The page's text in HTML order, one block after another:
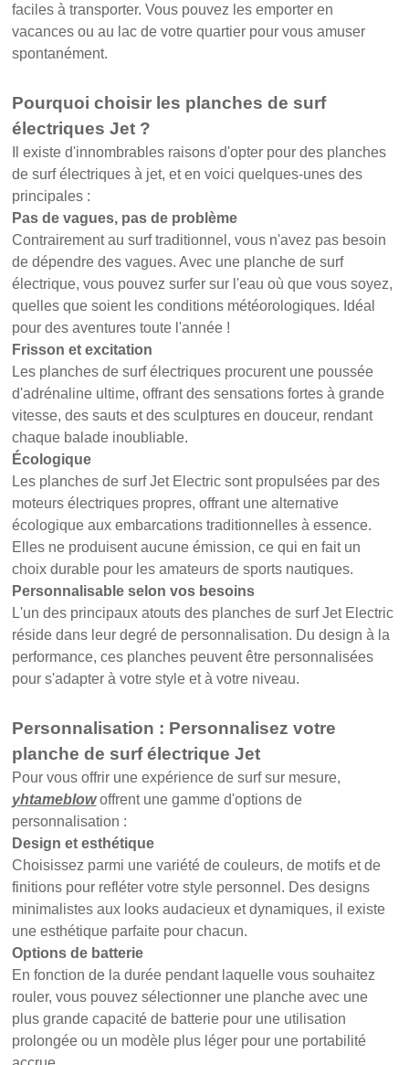
faciles à transporter. Vous pouvez les emporter en
vacances ou au lac de votre quartier pour vous amuser
spontanément.
Pourquoi choisir les planches de surf
électriques Jet ?
Il existe d'innombrables raisons d'opter pour des planches
de surf électriques à jet, et en voici quelques-unes des
principales :
Pas de vagues, pas de problème
Contrairement au surf traditionnel, vous n'avez pas besoin
de dépendre des vagues. Avec une planche de surf
électrique, vous pouvez surfer sur l'eau où que vous soyez,
quelles que soient les conditions météorologiques. Idéal
pour des aventures toute l'année !
Frisson et excitation
Les planches de surf électriques procurent une poussée
d'adrénaline ultime, offrant des sensations fortes à grande
vitesse, des sauts et des sculptures en douceur, rendant
chaque balade inoubliable.
Écologique
Les planches de surf Jet Electric sont propulsées par des
moteurs électriques propres, offrant une alternative
écologique aux embarcations traditionnelles à essence.
Elles ne produisent aucune émission, ce qui en fait un
choix durable pour les amateurs de sports nautiques.
Personnalisable selon vos besoins
L'un des principaux atouts des planches de surf Jet Electric
réside dans leur degré de personnalisation. Du design à la
performance, ces planches peuvent être personnalisées
pour s'adapter à votre style et à votre niveau.
Personnalisation : Personnalisez votre
planche de surf électrique Jet
Pour vous offrir une expérience de surf sur mesure,
yhtameblowoffrent une gamme d'options de
personnalisation :
Design et esthétique
Choisissez parmi une variété de couleurs, de motifs et de
finitions pour refléter votre style personnel. Des designs
minimalistes aux looks audacieux et dynamiques, il existe
une esthétique parfaite pour chacun.
Options de batterie
En fonction de la durée pendant laquelle vous souhaitez
rouler, vous pouvez sélectionner une planche avec une
plus grande capacité de batterie pour une utilisation
prolongée ou un modèle plus léger pour une portabilité